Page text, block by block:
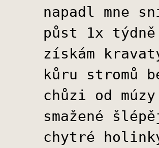
napadl mne
půst 1x
získám
kůru stromů
chůzi od
smažené
chytré